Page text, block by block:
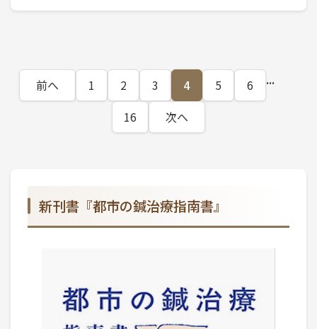
前へ 1 2 3 4 5 6 ...
16 次へ
新刊書『都市の鍼治療指南書』